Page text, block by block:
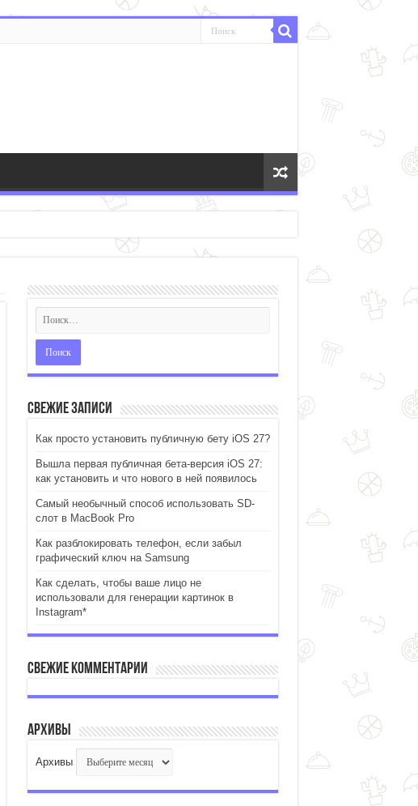
Свежие записи
Как просто установить публичную бету iOS 27?
Вышла первая публичная бета-версия iOS 27:
как установить и что нового в ней появилось
Самый необычный способ использовать SD-
слот в MacBook Pro
Как разблокировать телефон, если забыл
графический ключ на Samsung
Как сделать, чтобы ваше лицо не
использовали для генерации картинок в
Instagram*
Свежие комментарии
Архивы
Архивы